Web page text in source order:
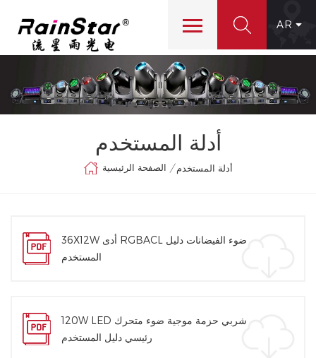
AR
أدلة المستخدم
الصفحة الرئيسية / أدلة المستخدم
36X12W أدى RGBACL ضوء الفيضانات دليل
المستخدم
120W LED شربي حزمة موجية ضوء متحرك
رئيسي دليل المستخدم